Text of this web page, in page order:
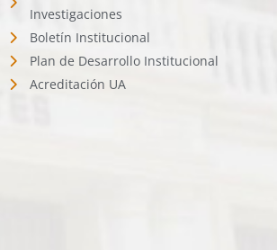
Investigaciones
Boletín Institucional
Plan de Desarrollo Institucional
Acreditación UA